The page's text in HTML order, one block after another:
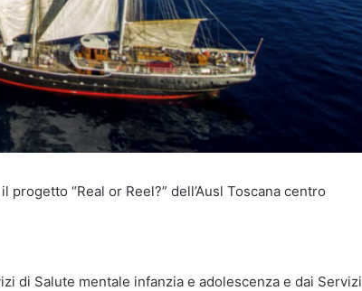
“Real or Reel?” dell’Ausl Toscana centro
di Salute mentale infanzia e adolescenza e dai Servizi